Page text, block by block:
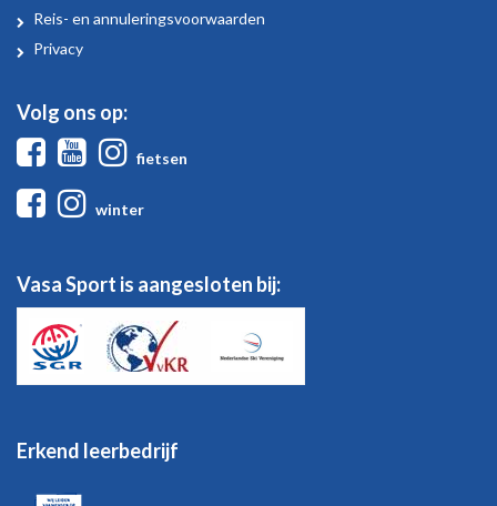
Sport
Reis- en annuleringsvoorwaarden
Privacy
Volg ons op:
FacebookYoutube
fietsen
Facebook
winter
Vasa Sport is aangesloten bij:
Erkend leerbedrijf